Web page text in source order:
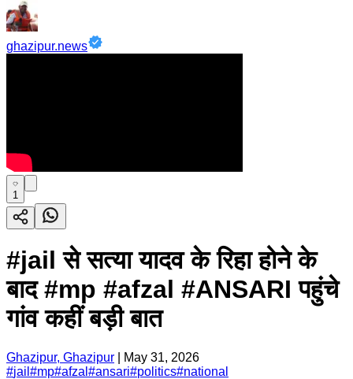
ghazipur.news
1
#jail से सत्या यादव के रिहा होने के
बाद #mp #afzal #ANSARI पहुंचे
गांव कहीं बड़ी बात
Ghazipur, Ghazipur
May 31, 2026
#jail #mp#afzal #ansari#politics#national